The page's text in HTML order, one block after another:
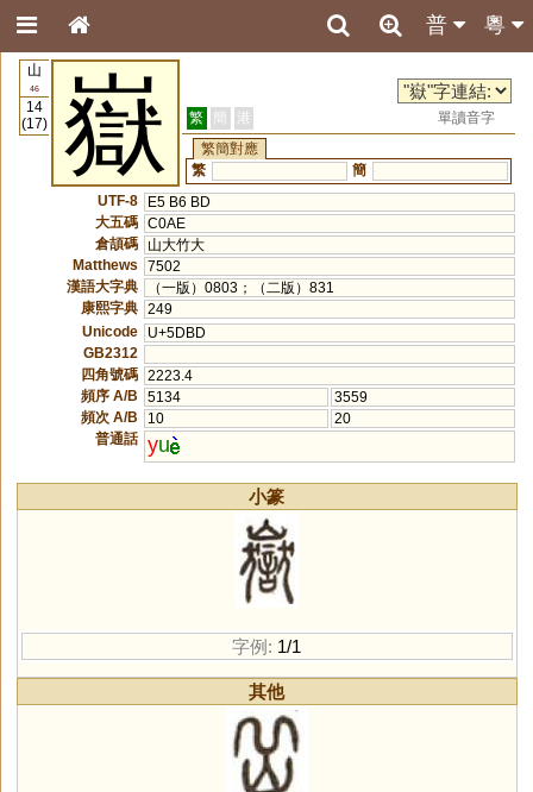
粵
普
山
46
14
(17)
嶽 繁 簡 港
單讀音字
繁簡對應
繁
簡
UTF-8
E5 B6 BD
大五碼 C0AE
倉頡碼
山大竹大
Matthews
7502
漢語大字典
（一版）0803；（二版）831
康熙字典 249
Unicode
U+5DBD
GB2312
四角號碼 2223.4
頻序 A/B
5134
3559
頻次 A/B
10
20
普通話 yu
小篆
字例: 1/1
其他